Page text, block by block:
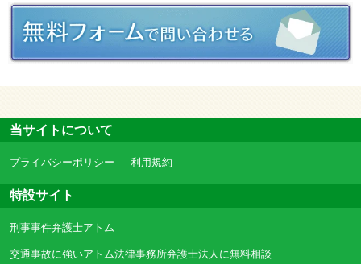
当サイトについて
プライバシーポリシー 利用規約
特設サイト
刑事事件弁護士アトム
交通事故に強いアトム法律事務所弁護士法人に無料相談